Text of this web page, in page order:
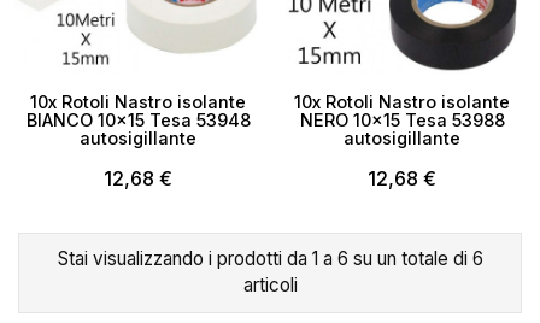
10x Rotoli Nastro isolante
BIANCO 10x15 Tesa 53948
autosigillante
12,68 €
10x Rotoli Nastro isolante
NERO 10x15 Tesa 53988
autosigillante
12,68 €
Stai visualizzando i prodotti da 1 a 6 su un totale di 6
articoli
Annulla Crea lista dei desideri